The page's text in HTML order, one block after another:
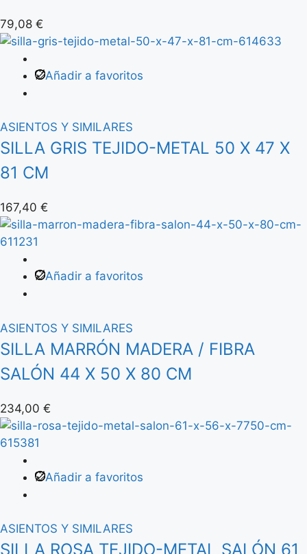
79,08 €
Añadir a favoritos
ASIENTOS Y SIMILARES
SILLA GRIS TEJIDO-METAL 50 X 47 X
81 CM
167,40 €
Añadir a favoritos
ASIENTOS Y SIMILARES
SILLA MARRÓN MADERA / FIBRA
SALÓN 44 X 50 X 80 CM
234,00 €
Añadir a favoritos
ASIENTOS Y SIMILARES
SILLA ROSA TEJIDO-METAL SALÓN 61